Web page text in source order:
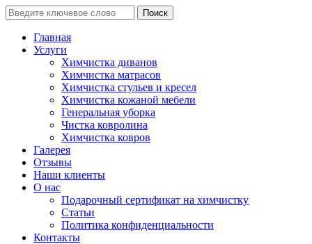
Поиск
Главная
Услуги
Химчистка диванов
Химчистка матрасов
Химчистка стульев и кресел
Химчистка кожаной мебели
Генеральная уборка
Чистка ковролина
Химчистка ковров
Галерея
Отзывы
Наши клиенты
О нас
Подарочный сертификат на химчистку
Статьи
Политика конфиденциальности
Контакты